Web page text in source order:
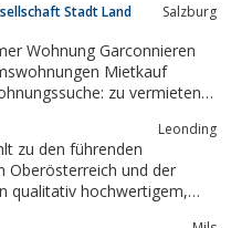
Stadt Land
Salzburg
Wohnung Garconnieren
Mietkauf
Land Salzburg
Leonding
zu den führenden
Oberösterreich und der
qualitativ hochwertigem,